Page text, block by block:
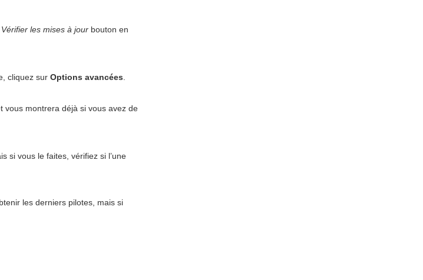
Vérifier les mises à jour bouton en
cliquez sur Options avancées
vous montrera déjà si vous avez de
si vous le faites, vérifiez si l’une
les derniers pilotes, mais si